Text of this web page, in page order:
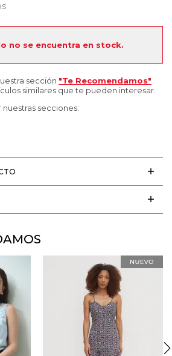
no se encuentra en stock.
sección "Te Recomendamos"
similares que te pueden interesar.
secciones: